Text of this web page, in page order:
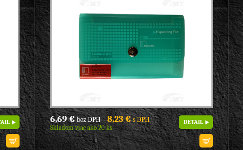
6,69 €bez DPH 8,23 €s DPH
Skladom viac ako 20 ks
DETAIL